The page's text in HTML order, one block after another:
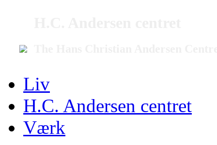
Liv
H.C. Andersen centret
Værk